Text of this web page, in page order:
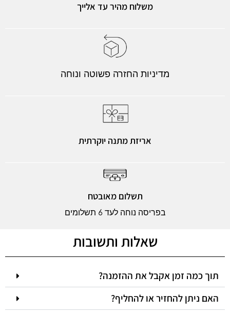
משלוח מהיר עד אלייך
מדיניות החזרה פשוטה ונוחה
אריזת מתנה יוקרתית
תשלום מאובטח
בפריסה נוחה לעד 6 תשלומים
שאלות ותשובות
תוך כמה זמן אקבל את ההזמנה?
האם ניתן להחזיר או להחליף?